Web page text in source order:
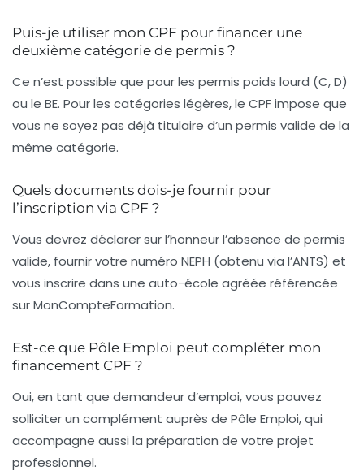
Puis-je utiliser mon CPF pour financer une
deuxième catégorie de permis ?
Ce n’est possible que pour les permis poids lourd (C, D)
ou le BE. Pour les catégories légères, le CPF impose que
vous ne soyez pas déjà titulaire d’un permis valide de la
même catégorie.
Quels documents dois-je fournir pour
l’inscription via CPF ?
Vous devrez déclarer sur l’honneur l’absence de permis
valide, fournir votre numéro NEPH (obtenu via l’ANTS) et
vous inscrire dans une auto-école agréée référencée
sur MonCompteFormation.
Est-ce que Pôle Emploi peut compléter mon
financement CPF ?
Oui, en tant que demandeur d’emploi, vous pouvez
solliciter un complément auprès de Pôle Emploi, qui
accompagne aussi la préparation de votre projet
professionnel.